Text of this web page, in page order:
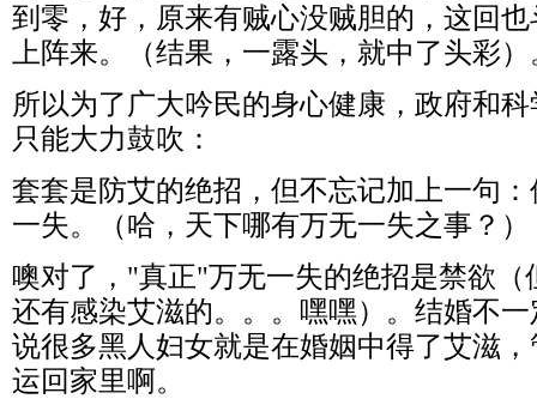
到零，好，原来有贼心没贼胆的，这回也
上阵来。（结果，一露头，就中了头彩）
所以为了广大吟民的身心健康，政府和
只能大力鼓吹：
套套是防艾的绝招，但不忘记加上一句
一失。（哈，天下哪有万无一失之事？）
噢对了，"真正"万无一失的绝招是禁欲（
还有感染艾滋的。。。嘿嘿）。结婚不
说很多黑人妇女就是在婚姻中得了艾滋
运回家里啊。